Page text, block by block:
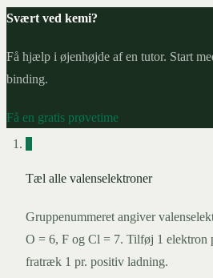
Svært ved kemi?
Få hjælp i øjenhøjde af en tutor. Start
binding.
Få en gratis prøvetime
1
Tæl alle valenselektroner
Gruppenummeret angiver
O = 6, F og Cl = 7. Tilføj 1 elektron
fratræk 1 pr. positiv ladning.